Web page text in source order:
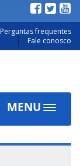
Perguntas frequentes
Fale conosco
MENU
Toggle